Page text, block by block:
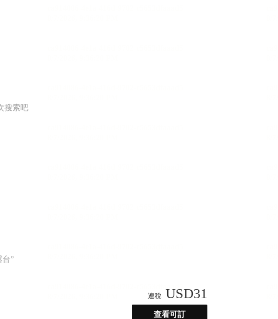
搜索吧
台”
連稅 USD31
查看可訂